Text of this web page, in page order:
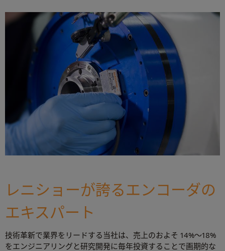
レニショーが誇るエンコーダの
エキスパート
技術革新で業界をリードする当社は、売上のおよそ 14%～18%
をエンジニアリングと研究開発に毎年投資することで画期的な